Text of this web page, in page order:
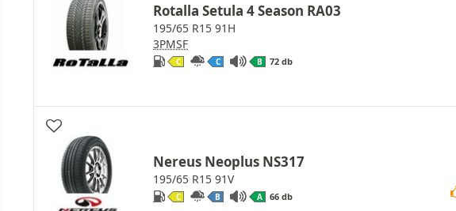
Rotalla Setula 4 Season RA03
195/65 R15 91H
3PMSF
C C B 72 db
Nereus Neoplus NS317
195/65 R15 91V
C B A 66 db